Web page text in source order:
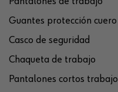
Guantes protección cuero
Casco de seguridad
Chaqueta de trabajo
Pantalones cortos trabajo